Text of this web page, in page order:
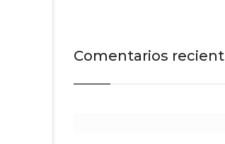
Comentarios